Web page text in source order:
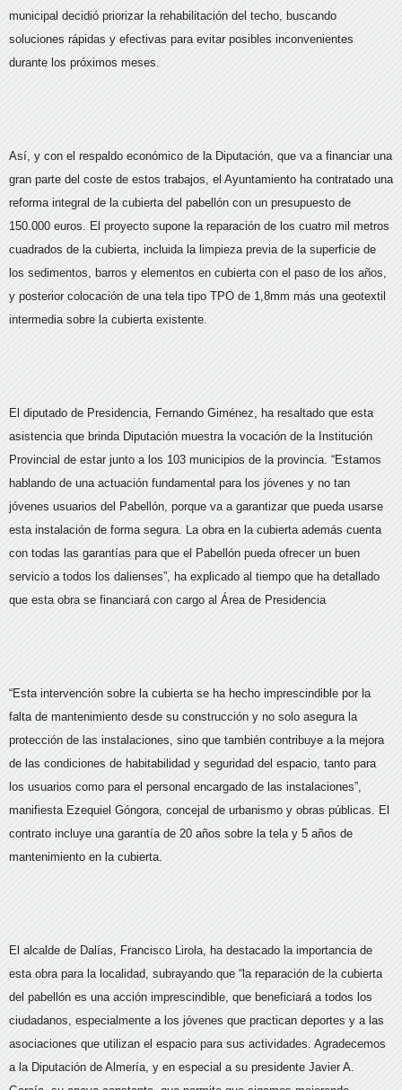
municipal decidió priorizar la rehabilitación del techo, buscando
soluciones rápidas y efectivas para evitar posibles inconvenientes
durante los próximos meses.
Así, y con el respaldo económico de la Diputación, que va a financiar una
gran parte del coste de estos trabajos, el Ayuntamiento ha contratado una
reforma integral de la cubierta del pabellón con un presupuesto de
150.000 euros. El proyecto supone la reparación de los cuatro mil metros
cuadrados de la cubierta, incluida la limpieza previa de la superficie de
los sedimentos, barros y elementos en cubierta con el paso de los años,
y posterior colocación de una tela tipo TPO de 1,8mm más una geotextil
intermedia sobre la cubierta existente.
El diputado de Presidencia, Fernando Giménez, ha resaltado que esta
asistencia que brinda Diputación muestra la vocación de la Institución
Provincial de estar junto a los 103 municipios de la provincia. “Estamos
hablando de una actuación fundamental para los jóvenes y no tan
jóvenes usuarios del Pabellón, porque va a garantizar que pueda usarse
esta instalación de forma segura. La obra en la cubierta además cuenta
con todas las garantías para que el Pabellón pueda ofrecer un buen
servicio a todos los dalienses”, ha explicado al tiempo que ha detallado
que esta obra se financiará con cargo al Área de Presidencia
“Esta intervención sobre la cubierta se ha hecho imprescindible por la
falta de mantenimiento desde su construcción y no solo asegura la
protección de las instalaciones, sino que también contribuye a la mejora
de las condiciones de habitabilidad y seguridad del espacio, tanto para
los usuarios como para el personal encargado de las instalaciones”,
manifiesta Ezequiel Góngora, concejal de urbanismo y obras públicas. El
contrato incluye una garantía de 20 años sobre la tela y 5 años de
mantenimiento en la cubierta.
El alcalde de Dalías, Francisco Lirola, ha destacado la importancia de
esta obra para la localidad, subrayando que “la reparación de la cubierta
del pabellón es una acción imprescindible, que beneficiará a todos los
ciudadanos, especialmente a los jóvenes que practican deportes y a las
asociaciones que utilizan el espacio para sus actividades. Agradecemos
a la Diputación de Almería, y en especial a su presidente Javier A.